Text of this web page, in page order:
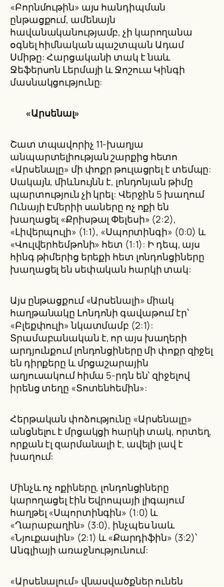
«Բորնմութին» այս հանդիպման
ընթացքում, ամենայն
հավանականությամբ, չի կարողանա
օգնել հիմնական պաշտպան Ադամ
Սմիթը: Հարցականի տակ է նաև
Ջեֆերսոն Լերմայի և Ջոշուա Կինգի
մասնակցությունը:
«Արսենալ»
Շատ տպավորիչ 11-խաղյա
անպարտելիության շարքից հետո
«Արսենալը» մի փոքր թուլացրել է տեմպը:
Սակայն, միևնույնն է, լոնդոնյան թիմը
պարտություն չի կրել: Վերջին 5 խաղում
Ունայի Էմերիի սաները ոչ ոքի են
խաղացել «Քրիսթալ Փելեսի» (2:2),
«Լիվերպուլի» (1:1), «Սպորտինգի» (0:0) և
«Վուլվերհեմթոնի» հետ (1:1): Ի դեպ, այս
հինգ թիմերից երեքի հետ լոնդոնցիները
խաղացել են սեփական հարկի տակ:
Այս ընթացքում «Արսենալի» միակ
հաղթանակը Լոնդոնի գավաթում էր՝
«Բլեքփուլի» նկատմամբ (2:1):
Տրամաբանական է, որ այս խաղերի
արդյունքում լոնդոնցիները մի փոքր զիջել
են դիրքերը և մրցաշարային
աղյուսակում հիմա 5-րդն են՝ զիջելով
իրենց տեղը «Տոտենհեմին»:
Հերթական փոձությունը «Արսենալը»
անցնելու է մրցակցի հարկի տակ, որտեղ,
որքան էլ զարմանալի է, ավելի լավ է
խաղում:
Մինչև ոչ ոքիները, լոնդոնցիները
կարողացել էին Եվրոպայի լիգայում
հաղթել «Սպորտինգին» (1:0) և
«Ղարաբաղին» (3:0), ինչպես նաև
«Նյուքասլին» (2:1) և «Քարդիֆին» (3:2)՝
Անգլիայի առաջնությունում:
«Արսենալում» վնասվածքներ ունեն